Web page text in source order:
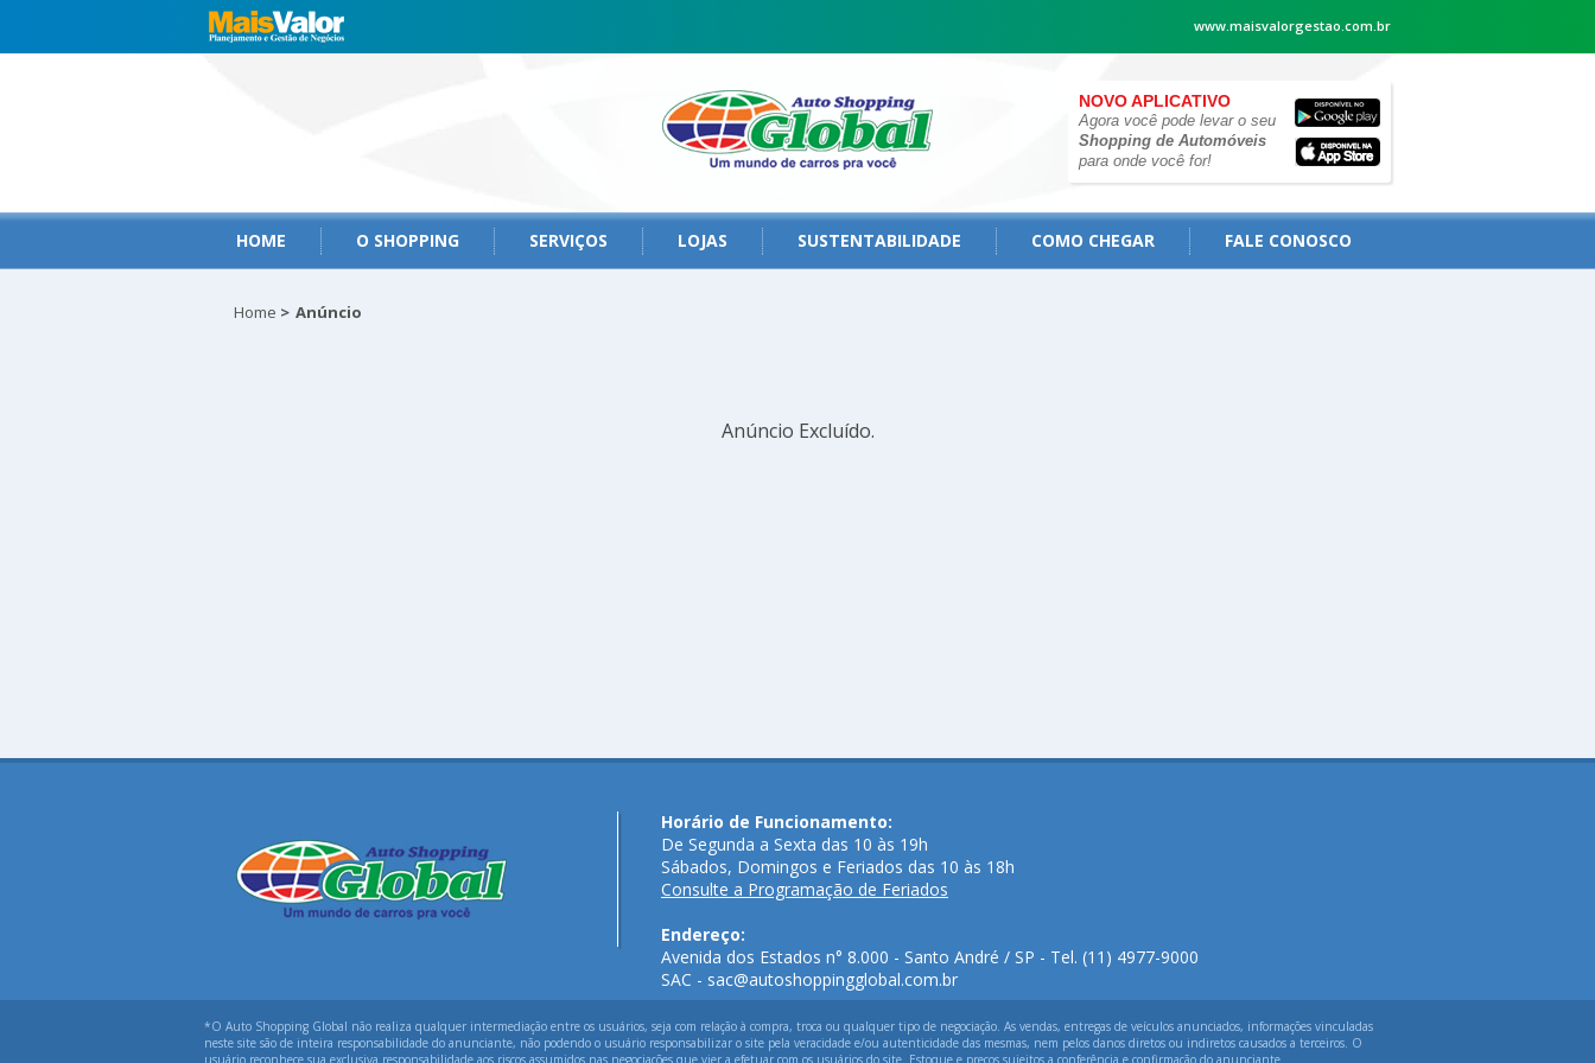
www.maisvalorgestao.com.br
NOVO APLICATIVO
Agora você pode levar o seu
Shopping de Automóveis
para onde você for!
HOME O SHOPPING SERVIÇOS LOJAS SUSTENTABILIDADE COMO CHEGAR FALE CONOSCO
Home > Anúncio
Anúncio Excluído.
Horário de Funcionamento:
De Segunda a Sexta das 10 às 19h
Sábados, Domingos e Feriados das 10 às 18h
Consulte a Programação de Feriados
Endereço:
Avenida dos Estados n° 8.000 - Santo André / SP - Tel. (11) 4977-9000
SAC - sac@autoshoppingglobal.com.br
*O Auto Shopping Global não realiza qualquer intermediação entre os usuários, seja com relação à compra, troca ou qualquer tipo de negociação. As vendas, entregas de veículos anunciados, informações vinculadas
neste site são de inteira responsabilidade do anunciante, não podendo o usuário responsabilizar o site pela veracidade e/ou autenticidade das mesmas, nem pelos danos diretos ou indiretos causados a terceiros. O
usuário reconhece sua exclusiva responsabilidade aos riscos assumidos nas negociações que vier a efetuar com os usuários do site. Estoque e preços sujeitos a conferência e confirmação do anunciante.